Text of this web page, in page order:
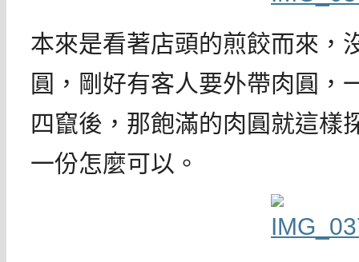
本來是看著店頭的煎餃而來，
圓，剛好有客人要外帶肉圓，
四竄後，那飽滿的肉圓就這樣
一份怎麼可以。